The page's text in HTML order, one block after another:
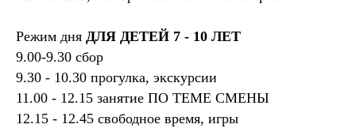
Режим дня ДЛЯ ДЕТЕЙ 7 - 10 ЛЕТ
9.00-9.30 сбор
9.30 - 10.30 прогулка, экскурсии
11.00 - 12.15 занятие ПО ТЕМЕ СМЕНЫ
12.15 - 12.45 свободное время, игры